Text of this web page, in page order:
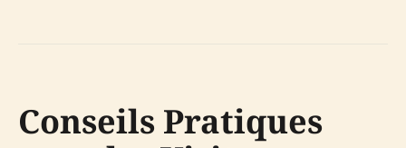
Conseils Pratiques